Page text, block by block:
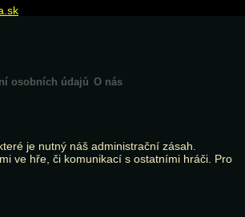
osobních údajů O nás
je nutný náš administrační zásah.
ve hře, či komunikací s ostatními hráči. Pro